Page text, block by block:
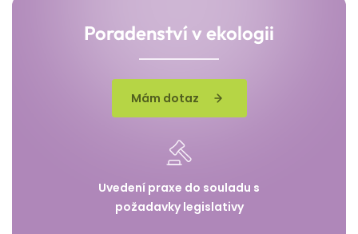
Poradenství v ekologii
Mám dotaz
Uvedení praxe do souladu s
požadavky legislativy